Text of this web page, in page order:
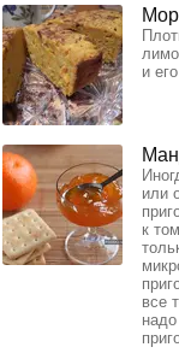
и
или
к
все